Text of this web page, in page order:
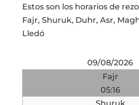
Estos son los horarios de
Fajr, Shuruk, Duhr, Asr,
Lledó
09/08/2026
Fajr
05:16